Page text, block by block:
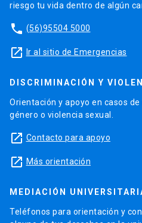
riesgo tu vida dentro de algún
phone (56)95504 5000
launch Ir al sitio de Emergencias
DISCRIMINACIÓN Y
Orientación y apoyo en casos
género o violencia sexual.
launch Contacto para apoyo
launch Más orientación
MEDIACIÓN
Teléfonos para orientación y